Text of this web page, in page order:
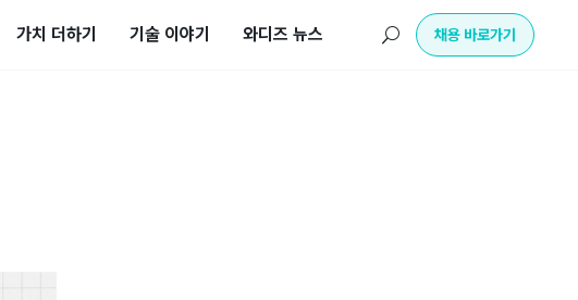
가치 더하기 기술 이야기 와디즈 뉴스 U 채용 바로가기